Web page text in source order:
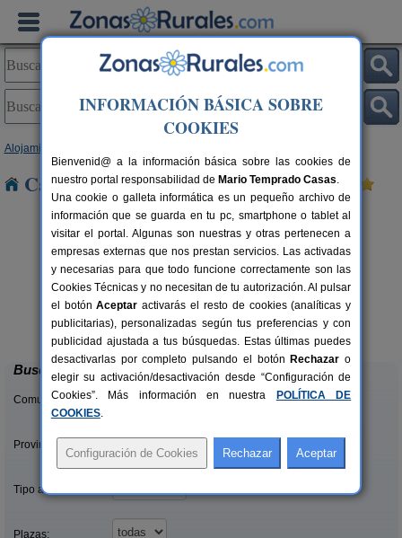
Alojamientos
Casas Rurales cerca de Maguez
2-6 pers.
desde126 €
Casa del Pueblo
La Caleta de Famara (Lanzarote)
Buscar
Comunidades:
Provincias/Islas:
Tipo alquiler:
Plazas:
INFORMACIÓN BÁSICA SOBRE
COOKIES
Bienvenid@ a la información básica sobre las cookies de
nuestro portal responsabilidad de Mario Temprado Casas.
Una cookie o galleta informática es un pequeño archivo de
información que se guarda en tu pc, smartphone o tablet al
visitar el portal. Algunas son nuestras y otras pertenecen a
empresas externas que nos prestan servicios. Las activadas
y necesarias para que todo funcione correctamente son las
Cookies Técnicas y no necesitan de tu autorización. Al pulsar
el botónAceptar activarás el resto de cookies (analíticas y
publicitarias), personalizadas según tus preferencias y con
publicidad ajustada a tus búsquedas. Estas últimas puedes
desactivarlas por completo pulsando el botón Rechazar o
elegir su activación/desactivación desde “Configuración de
Cookies”. Más información en nuestra
POLÍTICA DE
COOKIES.